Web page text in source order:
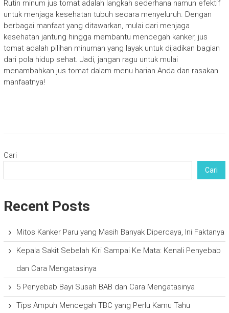
Rutin minum jus tomat adalah langkah sederhana namun efektif
untuk menjaga kesehatan tubuh secara menyeluruh. Dengan
berbagai manfaat yang ditawarkan, mulai dari menjaga
kesehatan jantung hingga membantu mencegah kanker, jus
tomat adalah pilihan minuman yang layak untuk dijadikan bagian
dari pola hidup sehat. Jadi, jangan ragu untuk mulai
menambahkan jus tomat dalam menu harian Anda dan rasakan
manfaatnya!
Cari
Cari
Recent Posts
Mitos Kanker Paru yang Masih Banyak Dipercaya, Ini Faktanya
Kepala Sakit Sebelah Kiri Sampai Ke Mata: Kenali Penyebab
dan Cara Mengatasinya
5 Penyebab Bayi Susah BAB dan Cara Mengatasinya
Tips Ampuh Mencegah TBC yang Perlu Kamu Tahu